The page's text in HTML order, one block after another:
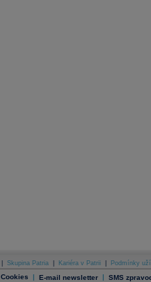
Skupina Patria Kariéra v Patrii Podmínky
Cookies | E-mail newsletter | SMS